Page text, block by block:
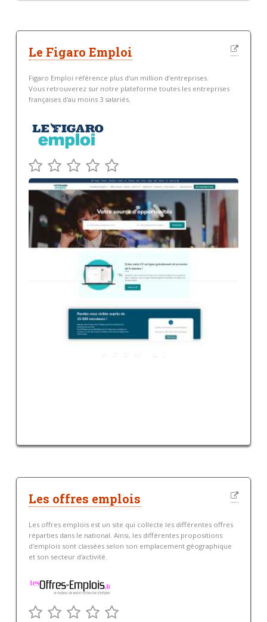
Le Figaro Emploi
Figaro Emploi référence plus d’un million d’entreprises.
Vous retrouverez sur notre plateforme toutes les entreprises
françaises d'au moins 3 salariés.
Les offres emplois
Les offres emplois est un site qui collecte les différentes offres
réparties dans le national. Ainsi, les différentes propositions
d'emplois sont classées selon son emplacement géographique
et son secteur d'activité.